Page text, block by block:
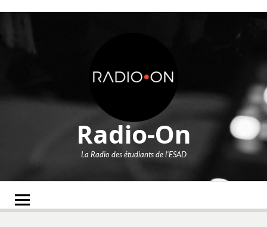
Radio-On
La Radio des étudiants de l'ESAD